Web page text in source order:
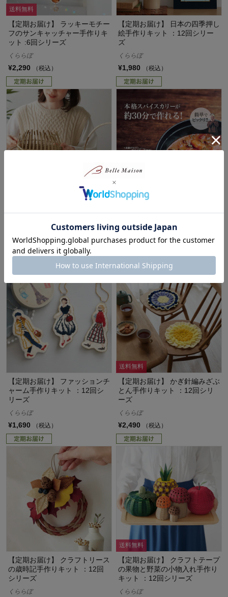
送料無料
【定期お届け】 ラッキーモチー
フのサンキャッチャー手作りキ
ット :6回シリーズ
くららぼ
¥2,290 （税込）
【定期お届け】 日本の四季押し
絵手作りキット ：12回シリー
ズ
くららぼ
¥1,980 （税込）
【定期お届け】 クラフトテープ
のかごとバッグ手作りキット ：
¥2,690 （税込）
【定期お届け】【初回のみ
10%OFF】 30分で！プロ級カ
(4)
【定期お届け】 ファッションチ
ャーム手作りキット ：12回シ
リーズ
くららぼ
¥1,690 （税込）
送料無料
【定期お届け】 かぎ針編みざぶ
とん手作りキット ：12回シリ
ーズ
くららぼ
¥2,490 （税込）
【定期お届け】 クラフトリース
の歳時記手作りキット ：12回
シリーズ
くららぼ
送料無料
【定期お届け】 クラフトテープ
の果物と野菜の小物入れ手作り
キット ：12回シリーズ
くららぼ